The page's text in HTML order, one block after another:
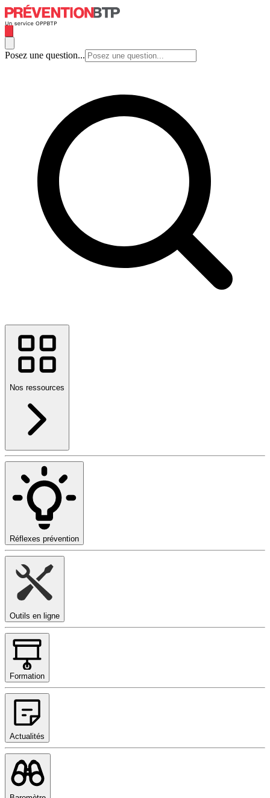
Posez une question...
Nos ressources
Réflexes prévention
Outils en ligne
Formation
Actualités